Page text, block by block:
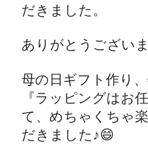
だきました。
ありがとうござい
母の日ギフト作り
『ラッピングはお
て、めちゃくちゃ
だきました♪😄